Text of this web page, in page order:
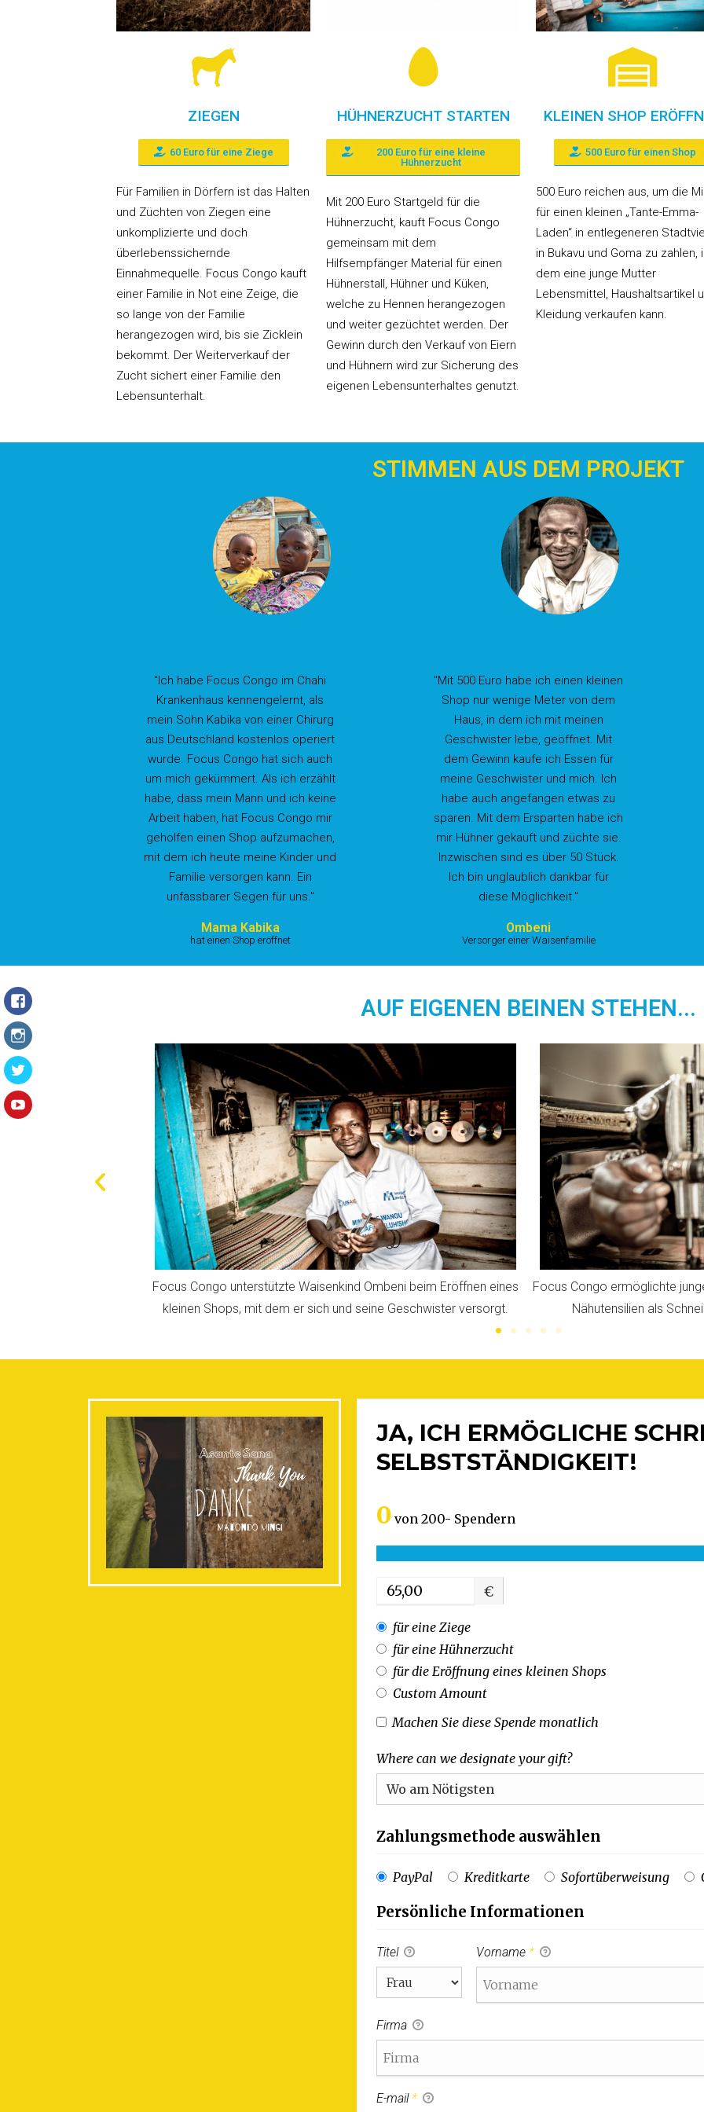
ZIEGEN
60 Euro für eine Ziege
Für Familien in Dörfern ist das Halten
und Züchten von Ziegen eine
unkomplizierte und doch
überlebenssichernde
Einnahmequelle. Focus Congo kauft
einer Familie in Not eine Zeige, die
so lange von der Familie
herangezogen wird, bis sie Zicklein
bekommt. Der Weiterverkauf der
Zucht sichert einer Familie den
Lebensunterhalt.
HÜHNERZUCHT STARTEN
200 Euro für eine kleine
Hühnerzucht
Mit 200 Euro Startgeld für die
Hühnerzucht, kauft Focus Congo
gemeinsam mit dem
Hilfsempfänger Material für einen
Hühnerstall, Hühner und Küken,
welche zu Hennen herangezogen
und weiter gezüchtet werden. Der
Gewinn durch den Verkauf von Eiern
und Hühnern wird zur Sicherung des
eigenen Lebensunterhaltes genutzt.
KLEINEN SHOP
500 Euro für einen Shop
500 Euro reichen aus, um die
für einen kleinen „Tante-Emma-
Laden“ in entlegeneren
in Bukavu und Goma zu zahlen,
dem eine junge Mutter
Lebensmittel, Haushaltsartikel
Kleidung verkaufen kann.
STIMMEN AUS DEM PROJEKT
"Ich habe Focus Congo im Chahi
Krankenhaus kennengelernt, als
mein Sohn Kabika von einer Chirurg
aus Deutschland kostenlos operiert
wurde. Focus Congo hat sich auch
um mich gekümmert. Als ich erzählt
habe, dass mein Mann und ich keine
Arbeit haben, hat Focus Congo mir
geholfen einen Shop aufzumachen,
mit dem ich heute meine Kinder und
Familie versorgen kann. Ein
unfassbarer Segen für uns."
Mama Kabika
hat einen Shop eröffnet
"Mit 500 Euro habe ich einen kleinen
Shop nur wenige Meter von dem
Haus, in dem ich mit meinen
Geschwister lebe, geöffnet. Mit
dem Gewinn kaufe ich Essen für
meine Geschwister und mich. Ich
habe auch angefangen etwas zu
sparen. Mit dem Ersparten habe ich
mir Hühner gekauft und züchte sie.
Inzwischen sind es über 50 Stück.
Ich bin unglaublich dankbar für
diese Möglichkeit."
Ombeni
Versorger einer Waisenfamilie
AUF EIGENEN BEINEN STEHEN...
Focus Congo ermöglichte jungen Frauen sich mit Nähmaschinen und
Nähutensilien als Schneiderin selbstständig zu machen
Eine junge Bäckerin im
JA, ICH ERMÖGLICHE
SELBSTSTÄNDIGKEIT!
0 von200- Spendern
€
für eine Ziege
für eine Hühnerzucht
für die Eröffnung eines kleinen Shops
Custom Amount
Machen Sie diese Spende monatlich
Where can we designate your gift?
Zahlungsmethode auswählen
PayPal Kreditkarte Sofortüberweisung
Persönliche Informationen
Titel Vorname *
Firma
E-mail *